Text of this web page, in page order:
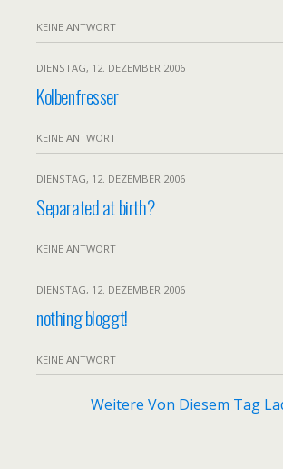
KEINE ANTWORT
DIENSTAG, 12. DEZEMBER 2006
Kolbenfresser
KEINE ANTWORT
DIENSTAG, 12. DEZEMBER 2006
Separated at birth?
KEINE ANTWORT
DIENSTAG, 12. DEZEMBER 2006
nothing bloggt!
KEINE ANTWORT
Weitere Von Diesem Tag